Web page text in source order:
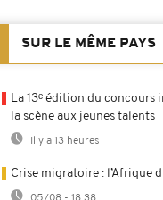
SUR LE MÊME PAYS
La 13ᵉ édition du
la scène aux jeunes talents
Il y a 13 heures
Crise migratoire : l’Afrique